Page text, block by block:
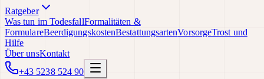
Ratgeber
Was tun im TodesfallFormalitäten &
FormulareBeerdigungskostenBestattungsartenVorsorgeTrost und
Hilfe
Über unsKontakt
+43 5238 524 90